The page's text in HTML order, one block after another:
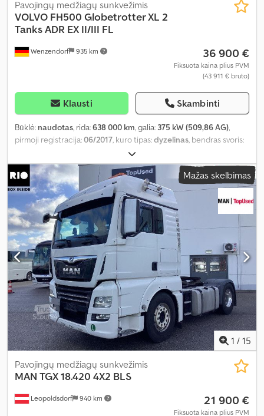
Wenzendorf 935 km
Pavojingų medžiagų sunkvežimis
VOLVO FH500 Globetrotter XL 2
Tanks ADR EX II/III FL
36 900 €
Fiksuota kaina plius PVM
(43 911 € bruto)
Klausti Skambinti
Būklė: naudotas, rida:638 000 km, galia: 375 kW (509,86 AG),
pirmoji registracija:06/2017 , kuro tipas:dyzelinas , bendras svoris:
06/2027
automatinis, emisijos klasė:Euro 6, Gamybos metai:2017, Įranga:
ABS, autonominis šildytuvas, elektroninė stabilumo programa
(ESP), oro kondicionavimas,
Mažas skelbimas
1 / 15
Leopoldsdorf 940 km
Pavojingų medžiagų sunkvežimis
MAN TGX 18.420 4X2 BLS
21 900 €
Fiksuota kaina plius PVM